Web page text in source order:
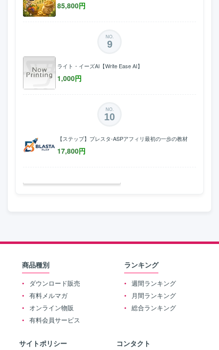
85,800円
NO.
9
ライト・イーズAI【Write Ease AI】
1,000円
NO.
10
【ステップ】ブレスタ-ASPアフィリ最初の一歩の教材
17,800円
商品種別
ダウンロード販売
有料メルマガ
オンライン物販
有料会員サービス
ランキング
週間ランキング
月間ランキング
総合ランキング
サイトポリシー コンタクト